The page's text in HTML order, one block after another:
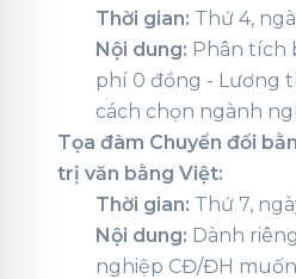
Thời gian: Thứ 4,
Nội dung: Phân tích
phí 0 đồng - Lương
cách chọn ngành
Tọa đàm Chuyển đổi
trị văn bằng Việt:
Thời gian: Thứ 7,
Nội dung: Dành
nghiệp CĐ/ĐH